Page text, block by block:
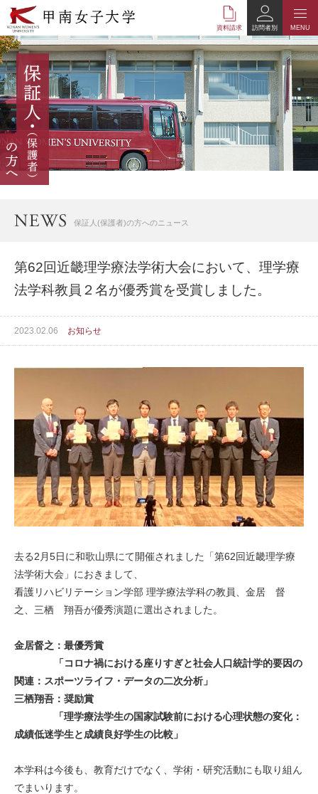
本
文
へ
の
リ
ン
ク
ナ
ビ
ゲ
ー
シ
ョ
資料請求 MENU
訪問者別
保証人(保護者)の方へのニュース
第62回近畿理学療法学術大会において、理学療
法学科教員２名が優秀賞を受賞しました。
2023.02.06 お知らせ
去る2月5日に和歌山県にて開催されました「第62回近畿理学療
法学術大会」におきまして、
看護リハビリテーション学部 理学療法学科の教員、金居 督
之、三栖 翔吾が優秀演題に選出されました。
金居督之：最優秀賞
「コロナ禍における座りすぎと社会人口統計学的要因の
関連：スポーツライフ・データの二次分析」
三栖翔吾：奨励賞
「理学療法学生の国家試験前における心理状態の変化：
成績低迷学生と成績良好学生の比較」
本学科は今後も、教育だけでなく、学術・研究活動にも取り組ん
でまいります。